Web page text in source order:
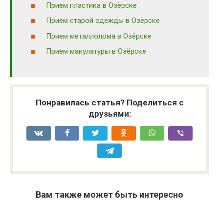
Прием пластика в Озёрске
Прием старой одежды в Озёрске
Прием металлолома в Озёрске
Прием макулатуры в Озёрске
Понравилась статья? Поделиться с
друзьями:
Вам также может быть интересно